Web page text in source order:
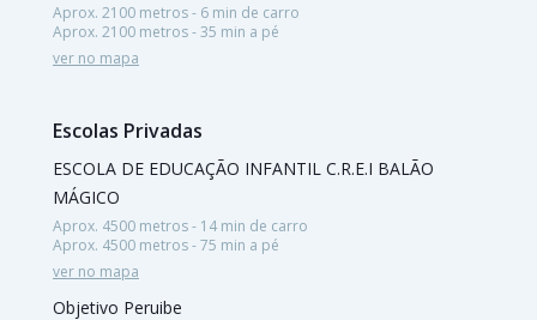
Aprox. 2100 metros - 6 min de carro
Aprox. 2100 metros - 35 min a pé
ver no mapa
Escolas Privadas
ESCOLA DE EDUCAÇÃO INFANTIL C.R.E.I BALÃO
MÁGICO
Aprox. 4500 metros - 14 min de carro
Aprox. 4500 metros - 75 min a pé
ver no mapa
Objetivo Peruibe